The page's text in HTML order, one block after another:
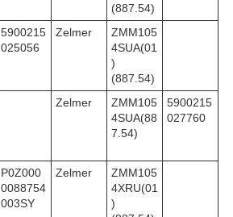
(887.54)
5900215
025056
Zelmer
ZMM105
4SUA(01
)
(887.54)
Zelmer
ZMM105
4SUA(88
7.54)
5900215
027760
P0Z000
0088754
003SY
Zelmer
ZMM105
4XRU(01
)